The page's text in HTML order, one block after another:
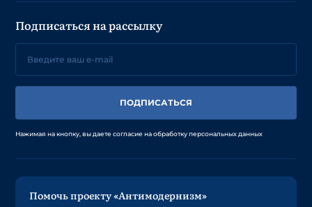
Подписаться на рассылку
ПОДПИСАТЬСЯ
Нажимая на кнопку, вы даете согласие на обработку персональных данных
Помочь проекту «Антимодернизм»